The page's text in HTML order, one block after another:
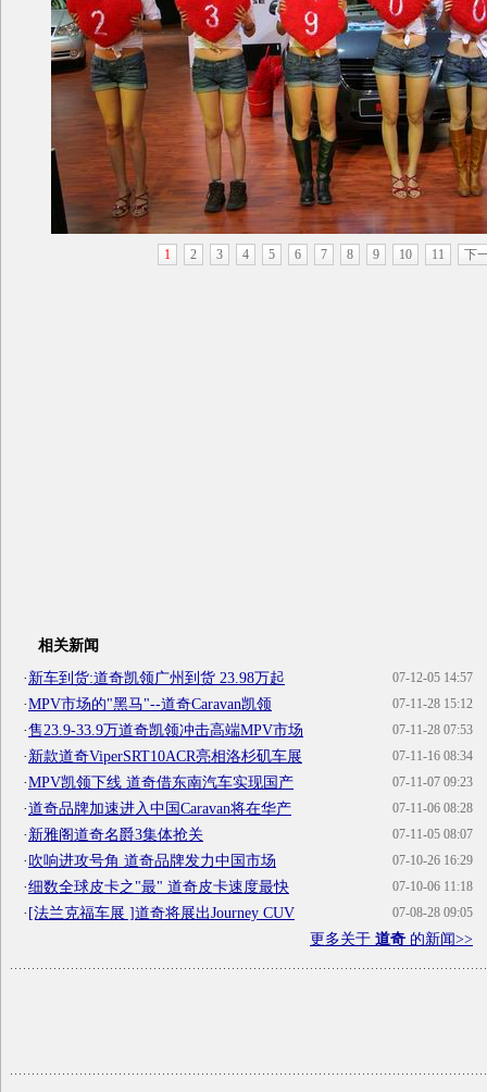
1 2 3 4 5 6 7 8 9 10 11 下
相关新闻
07-12-05 14:57
·新车到货:道奇凯领广州到货 23.98万起
07-11-28 15:12
·MPV市场的"黑马"--道奇Caravan凯领
07-11-28 07:53
·售23.9-33.9万道奇凯领冲击高端MPV市场
07-11-16 08:34
·新款道奇ViperSRT10ACR亮相洛杉矶车展
07-11-07 09:23
·MPV凯领下线 道奇借东南汽车实现国产
07-11-06 08:28
·道奇品牌加速进入中国Caravan将在华产
07-11-05 08:07
·新雅阁道奇名爵3集体抢关
07-10-26 16:29
·吹响进攻号角 道奇品牌发力中国市场
07-10-06 11:18
·细数全球皮卡之"最" 道奇皮卡速度最快
07-08-28 09:05
·[法兰克福车展 ]道奇将展出Journey CUV
更多关于 道奇 的新闻>>